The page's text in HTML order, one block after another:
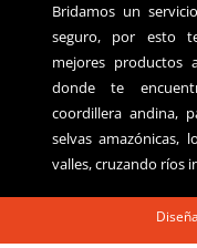
Bridamos un
seguro, por esto
mejores productos
donde te
coordillera andina,
selvas amazónicas,
valles, cruzando ríos